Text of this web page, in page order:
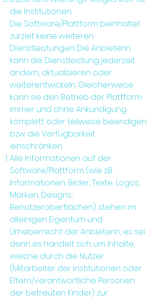
die Institutionen
Die Software/Plattform beinhaltet
zurzeit keine weiteren
Dienstleistungen. Die Anbieterin
kann die Dienstleistung jederzeit
ändern, aktualisieren oder
weiterentwickeln. Gleicherweise
kann sie den Betrieb der Plattform
immer und ohne Ankündigung
komplett oder teilweise beendigen
bzw. die Verfügbarkeit
einschränken.
Alle Informationen auf der
Software/Plattform (wie z.B.
Informationen, Bilder, Texte, Logos,
Marken, Designs,
Benutzeroberflächen) stehen im
alleinigen Eigentum und
Urheberrecht der Anbieterin, es sei
denn es handelt sich um Inhalte,
welche durch die Nutzer
(Mitarbeiter der Institutionen oder
Eltern/verantwortliche Personen
der betreuten Kinder) zur